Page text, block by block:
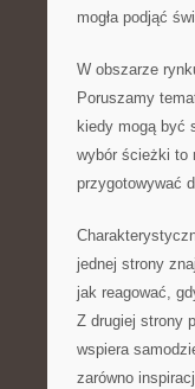
mogła podjąć
W obszarze
Poruszamy
kiedy mogą być
wybór ścieżki to
przygotowywać
jednej strony
jak reagować,
Z drugiej strony
wspiera
zarówno